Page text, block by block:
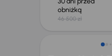
obniżką
46 500 zł
Od nowego taniej